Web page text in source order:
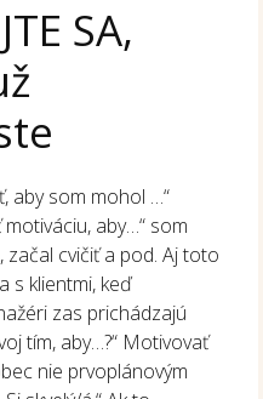
SA,
aby som mohol …“
aby…“ som
cvičiť a pod. Aj toto
s klientmi, keď
zas prichádzajú
tím, aby…?“ Motivovať
nie prvoplánovým